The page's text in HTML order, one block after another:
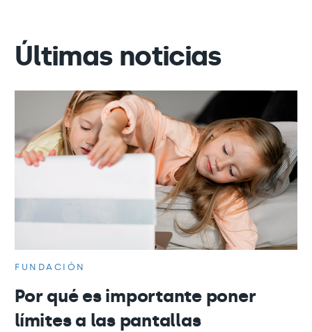
Últimas noticias
FUNDACIÓN
Por qué es importante poner
límites a las pantallas